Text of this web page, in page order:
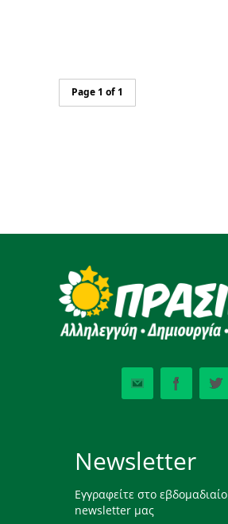
Page 1 of 1
Newsletter
Εγγραφείτε στο εβδομαδιαίο
newsletter μας